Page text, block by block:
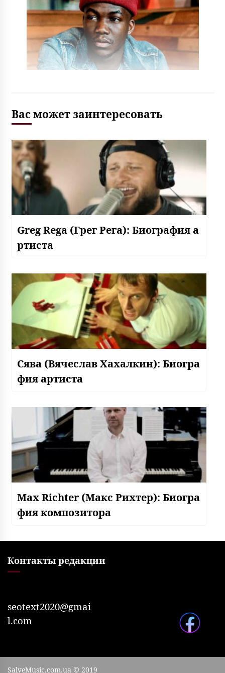
Вас может заинтересовать
Greg Rega (Грег Рега): Биография а
ртиста
Сява (Вячеслав Хахалкин): Биогра
фия артиста
Max Richter (Макс Рихтер): Биогра
фия композитора
Контакты редакции
seotext2020@gmai
l.com
SalveMusic.com.ua © 2019